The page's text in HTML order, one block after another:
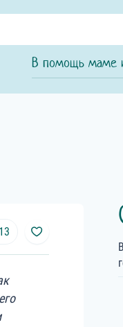
В помощь маме
13